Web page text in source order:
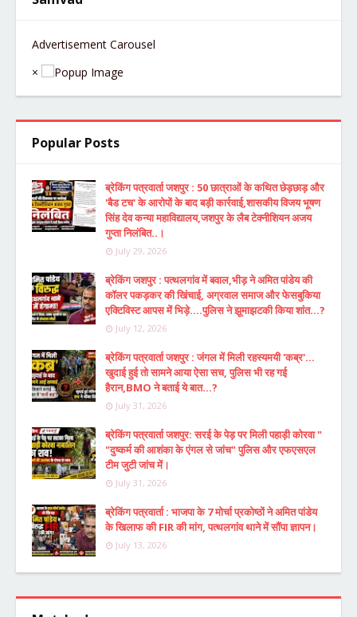
Advertisement Carousel
×
Popular Posts
ब्रेकिंग पत्रवार्ता जशपुर : 50 छात्राओं के कथित छेड़छाड़ और
'बैड टच' के आरोपों के बाद बड़ी कार्रवाई,शासकीय विजय भूषण
सिंह देव कन्या महाविद्यालय,जशपुर के लैब टेक्नीशियन अजय
गुप्ता निलंबित..।
July 29, 2026
ब्रेकिंग जशपुर : पत्थलगांव में बवाल,भीड़ ने अमित पांडेय की
कॉलर पकड़कर की खिंचाई, अग्रवाल समाज और फेसबुकिया
एक्टिविस्ट आपस में भिड़े....पुलिस ने झूमाझटकी किया शांत...?
July 12, 2026
ब्रेकिंग पत्रवार्ता जशपुर : जंगल में मिली रहस्यमयी 'कब्र'...
खुदाई हुई तो सामने आया ऐसा सच, पुलिस भी रह गई
हैरान,BMO ने बताई ये बात...?
July 31, 2026
ब्रेकिंग पत्रवार्ता जशपुर: सरई के पेड़ पर मिली पहाड़ी कोरवा "
"दुष्कर्म की आशंका के एंगल से जांच" पुलिस और एफएसएल
टीम जुटी जांच में।
July 31, 2026
ब्रेकिंग पत्रवार्ता : भाजपा के 7 मोर्चा प्रकोष्ठों ने अमित पांडेय
के खिलाफ की FIR की मांग, पत्थलगांव थाने में सौंपा ज्ञापन।
July 13, 2026